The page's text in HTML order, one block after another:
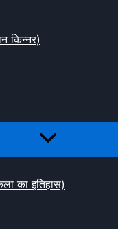
किन्नर)
का इतिहास)